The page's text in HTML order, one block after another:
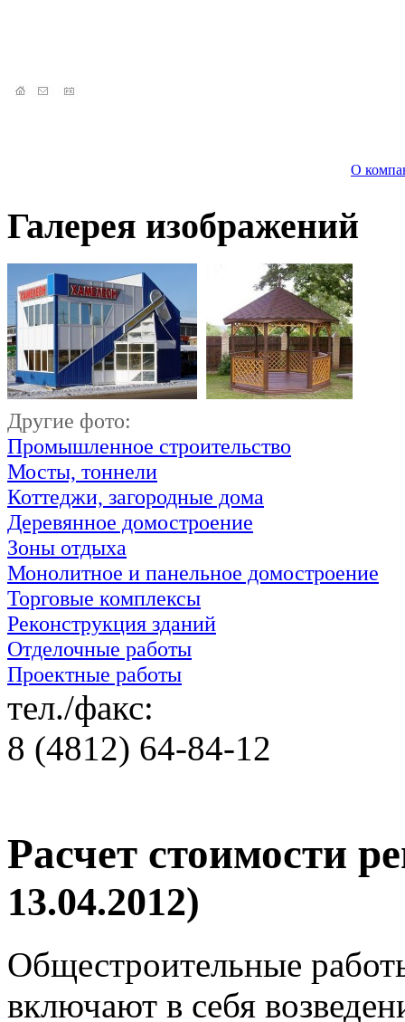
О
Галерея изображений
Другие фото:
Промышленное строительство
Мосты, тоннели
Коттеджи, загородные дома
Деревянное домостроение
Зоны отдыха
Монолитное и панельное домостроение
Торговые комплексы
Реконструкция зданий
Отделочные работы
Проектные работы
тел./факс:
8 (4812) 64-84-12
Расчет стоимости
13.04.2012)
Общестроительные
включают в себя